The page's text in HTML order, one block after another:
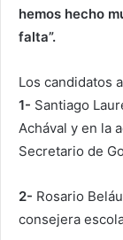
hemos hecho
falta”.
Los candidatos a
1- Santiago
Achával y en la
Secretario de
2- Rosario
consejera